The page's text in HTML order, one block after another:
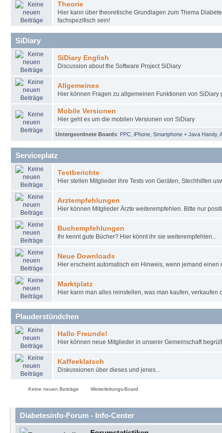
Theorie
Hier kann über theoretische Grundlagen zum Thema
fachspezifisch sein!
SiDiary
SiDiary English
Discussion about the Software Project SiDiary
Allgemeines
Hier können Fragen zu allgemeinen Funktionen von
Mobile Versionen
Hier geht es um die mobilen Versionen von SiDiary
Untergeordnete Boards: PPC iPhone Smartphone + Java Handy,
Serviceplatz
Testberichte
Hier stellen Mitglieder ihre Tests von Geräten, Stechhilfen
Arztempfehlungen
Hier können Mitglieder Ärzte weiterempfehlen. Bitte nur
Buchempfehlungen
Ihr kennt gute Bücher? Hier könnt ihr sie weiterempfehlen...
Neue Downloads
Hier erscheint automatisch ein Hinweis, wenn jemand
Marktplatz
Hier kann man alles reinstellen, was man kaufen, verkaufen
Plauderstündchen
Hallo Freunde!
Hier können neue Mitglieder in unserer Gemeinschaft
Kaffeeklatsch
Diskussionen über dieses und jenes...
Keine neuen Beiträge Weiterleitungs-Board
Diabetesinfo-Forum - Info-Center